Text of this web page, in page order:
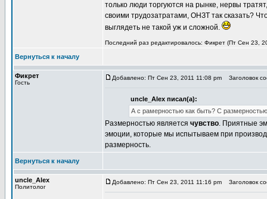
только люди торгуются на рынке, нервы
своими трудозатратами, ОНЗТ так сказать?
выглядеть не такой уж и сложной.
Последний раз редактировалось: Фикрет (Пт Сен 23,
Вернуться к началу
Фикрет
Гость
Добавлено: Пт Сен 23, 2011 11:08 pm Заголовок
uncle_Alex писал(а):
А с рамерностью как быть? С
Размерностью является чувство. Приятные
эмоции, которые мы испытываем при
размерность.
Вернуться к началу
uncle_Alex
Политолог
Добавлено: Пт Сен 23, 2011 11:16 pm Заголовок